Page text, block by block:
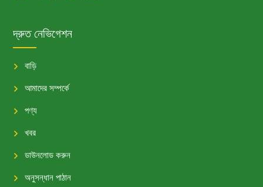
দ্রুত নেভিগেশন
বাড়ি
আমাদের সম্পর্কে
পণ্য
খবর
ডাউনলোড করুন
অনুসন্ধান পাঠান